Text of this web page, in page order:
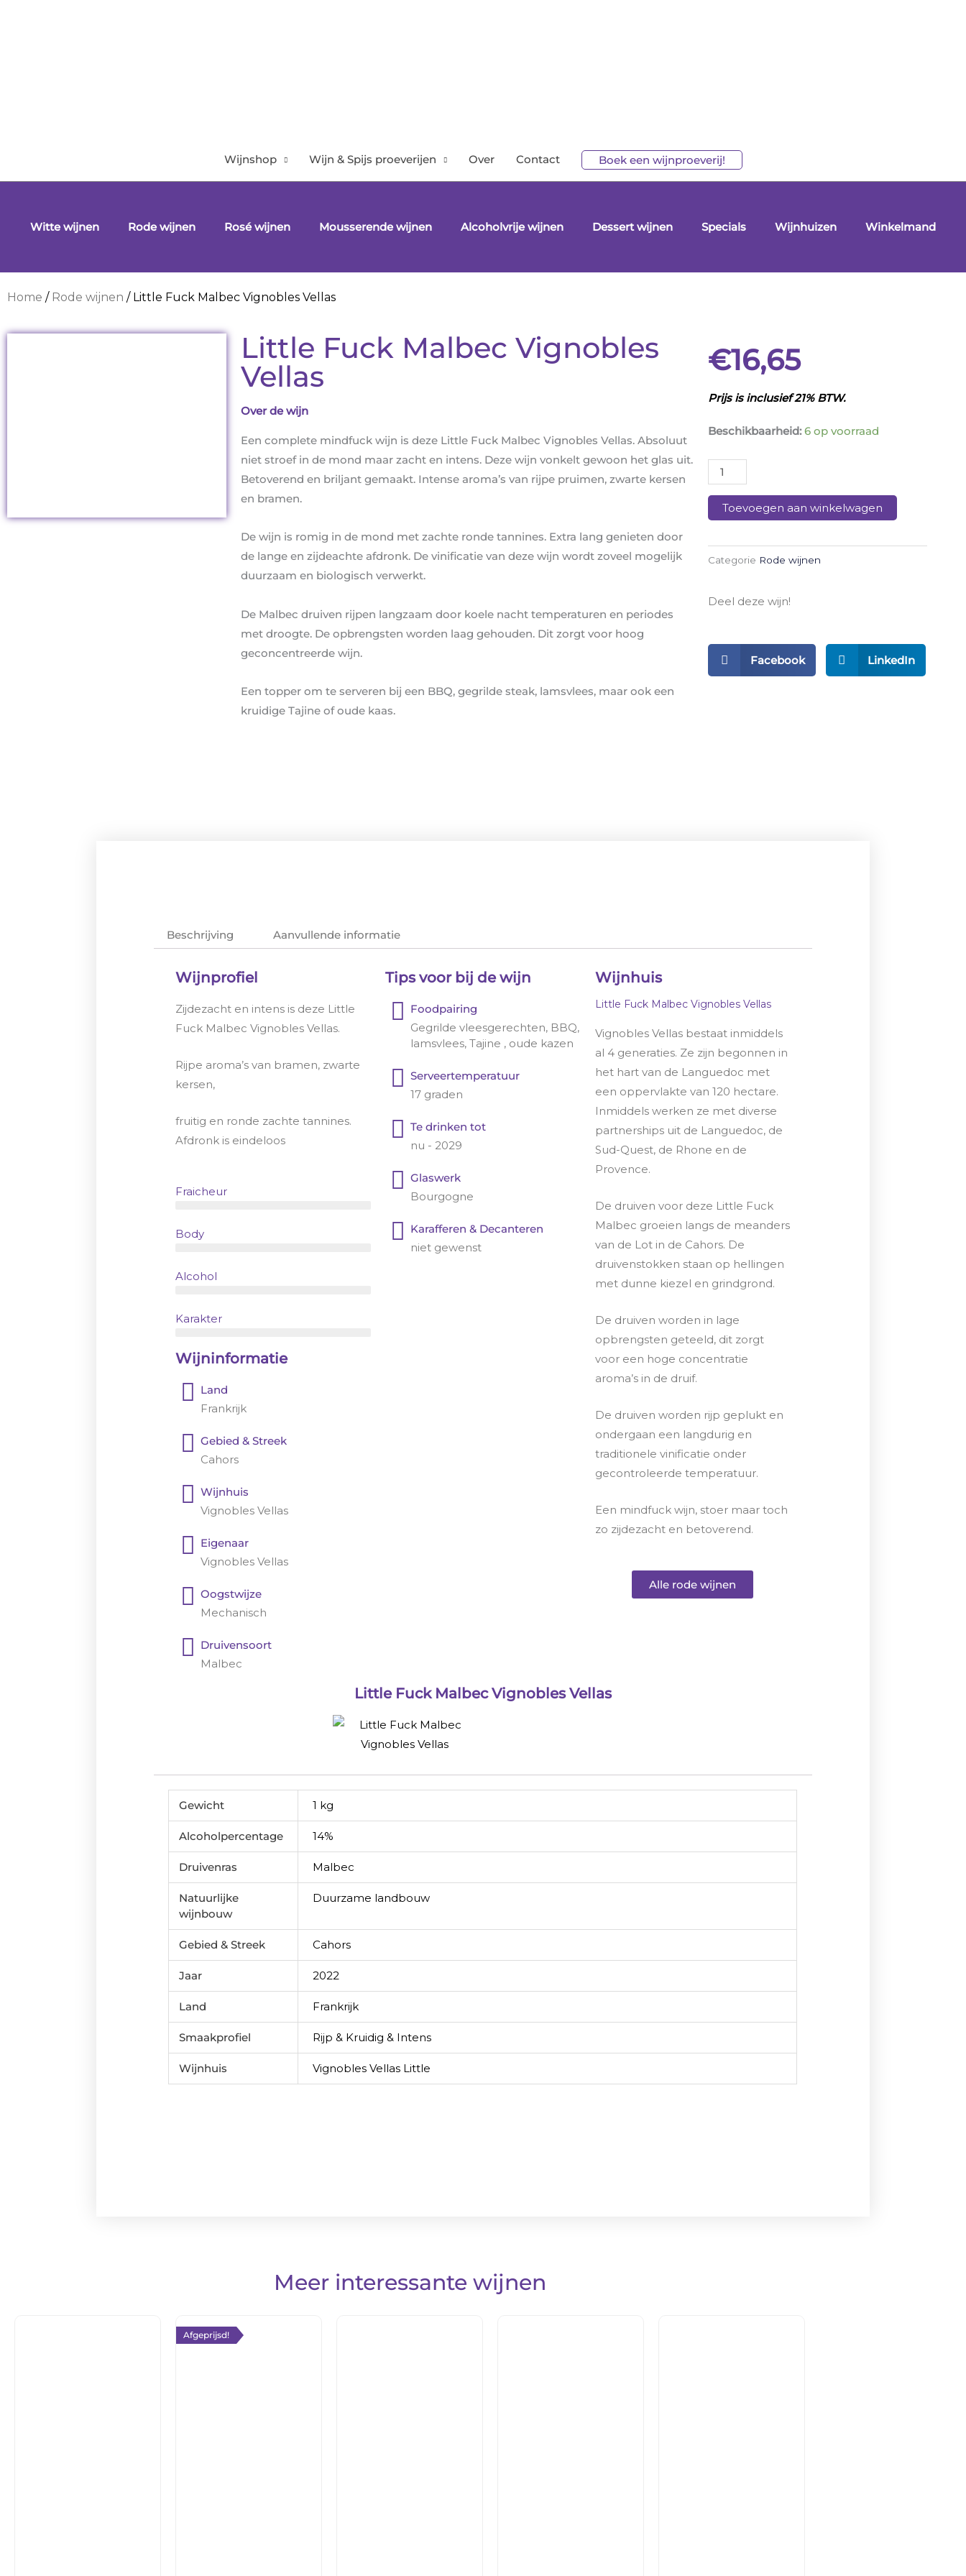
Wijnshop Wijn & Spijs proeverijen Over Contact Boek een wijnproeverij!
Witte wijnen Rode wijnen Rosé wijnen Mousserende wijnen Alcoholvrije wijnen Dessert wijnen Specials Wijnhuizen Winkelmand
Home / Rode wijnen / Little Fuck Malbec Vignobles Vellas
Little Fuck Malbec Vignobles
Vellas
Over de wijn
Een complete mindfuck wijn is deze Little Fuck Malbec Vignobles Vellas. Absoluut
niet stroef in de mond maar zacht en intens. Deze wijn vonkelt gewoon het glas uit.
Betoverend en briljant gemaakt. Intense aroma’s van rijpe pruimen, zwarte kersen
en bramen.
De wijn is romig in de mond met zachte ronde tannines. Extra lang genieten door
de lange en zijdeachte afdronk. De vinificatie van deze wijn wordt zoveel mogelijk
duurzaam en biologisch verwerkt.
De Malbec druiven rijpen langzaam door koele nacht temperaturen en periodes
met droogte. De opbrengsten worden laag gehouden. Dit zorgt voor hoog
geconcentreerde wijn.
Een topper om te serveren bij een BBQ, gegrilde steak, lamsvlees, maar ook een
kruidige Tajine of oude kaas.
€16,65
Prijs is inclusief 21% BTW.
Beschikbaarheid: 6 op voorraad
Little
Malbec
Vignobles
Vellas
Toevoegen aan winkelwagen
Categorie Rode wijnen
Deel deze wijn!
Facebook LinkedIn
Beschrijving Aanvullende informatie
Wijnprofiel
Zijdezacht en intens is deze Little
Fuck Malbec Vignobles Vellas.
Rijpe aroma’s van bramen, zwarte
kersen,
fruitig en ronde zachte tannines.
Afdronk is eindeloos
Fraicheur
Body
Alcohol
Karakter
Wijninformatie
Land
Frankrijk
Gebied & Streek
Cahors
Wijnhuis
Vignobles Vellas
Eigenaar
Vignobles Vellas
Oogstwijze
Mechanisch
Druivensoort
Malbec
Tips voor bij de wijn
Foodpairing
Gegrilde vleesgerechten, BBQ,
lamsvlees, Tajine , oude kazen
Serveertemperatuur
17 graden
Te drinken tot
nu - 2029
Glaswerk
Bourgogne
Karafferen & Decanteren
niet gewenst
Wijnhuis
Little Fuck Malbec Vignobles Vellas
Vignobles Vellas bestaat inmiddels
al 4 generaties. Ze zijn begonnen in
het hart van de Languedoc met
een oppervlakte van 120 hectare.
Inmiddels werken ze met diverse
partnerships uit de Languedoc, de
Sud-Quest, de Rhone en de
Provence.
De druiven voor deze Little Fuck
Malbec groeien langs de meanders
van de Lot in de Cahors. De
druivenstokken staan op hellingen
met dunne kiezel en grindgrond.
De druiven worden in lage
opbrengsten geteeld, dit zorgt
voor een hoge concentratie
aroma’s in de druif.
De druiven worden rijp geplukt en
ondergaan een langdurig en
traditionele vinificatie onder
gecontroleerde temperatuur.
Een mindfuck wijn, stoer maar toch
zo zijdezacht en betoverend.
Alle rode wijnen
Little Fuck Malbec Vignobles Vellas
Gewicht 1 kg
Alcoholpercentage 14%
Druivenras Malbec
Natuurlijke
wijnbouw
Duurzame landbouw
Gebied & Streek Cahors
Jaar 2022
Land Frankrijk
Smaakprofiel Rijp & Kruidig & Intens
Wijnhuis Vignobles Vellas Little
Meer interessante wijnen
Afgeprijsd!